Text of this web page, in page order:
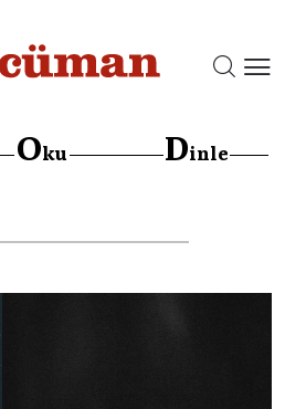
Oku Dinle